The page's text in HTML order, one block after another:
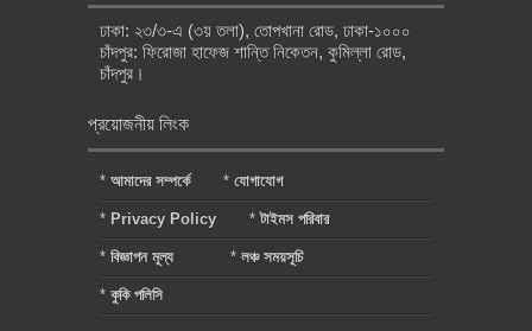
ঢাকা: ২৩/৩-এ (৩য় তলা), তোপখানা রোড, ঢাকা-১০০০
চাঁদপুর: ফিরোজা হাফেজ শান্তি নিকেতন, কুমিল্লা রোড,
চাঁদপুর।
প্রয়োজনীয় লিংক
* আমাদের সম্পর্কে * যোগাযোগ
* Privacy Policy *টাইমস পরিবার
* বিজ্ঞাপন মূল্য * লঞ্চ সময়সূচি
* কুকি পলিসি